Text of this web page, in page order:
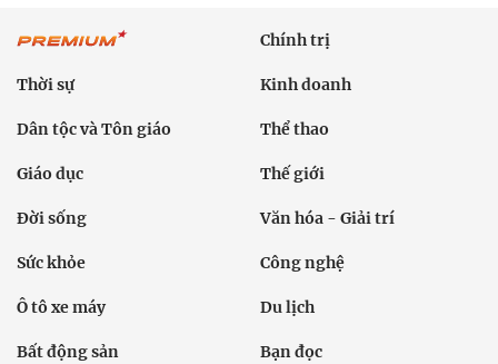
Chính trị
Thời sự Kinh doanh
Dân tộc và Tôn giáo Thể thao
Giáo dục Thế giới
Đời sống Văn hóa - Giải trí
Sức khỏe Công nghệ
Ô tô xe máy Du lịch
Bất động sản Bạn đọc